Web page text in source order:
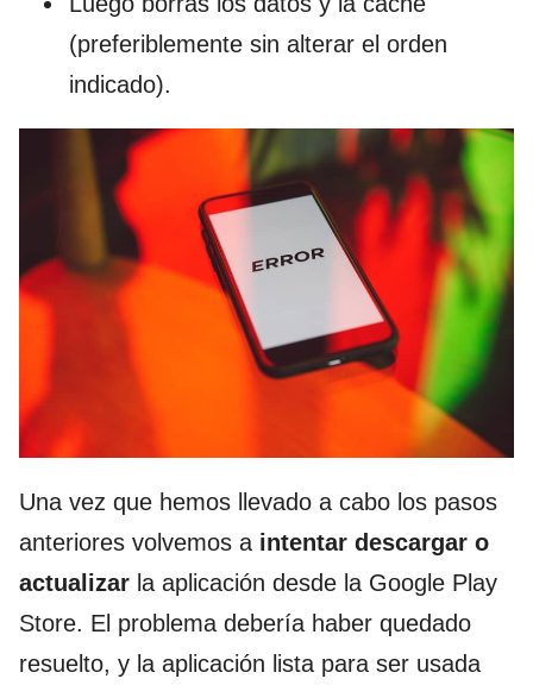
(preferiblemente sin alterar el orden
indicado).
Una vez que hemos llevado a cabo los pasos
anteriores volvemos a intentar descargar o
actualizar la aplicación desde la Google Play
Store. El problema debería haber quedado
resuelto, y la aplicación lista para ser usada